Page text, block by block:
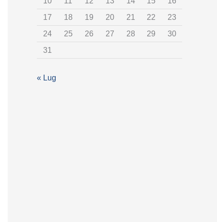
17
18 19 20 21 22
23
24
25 26 27 28 29
30
31
« Lug